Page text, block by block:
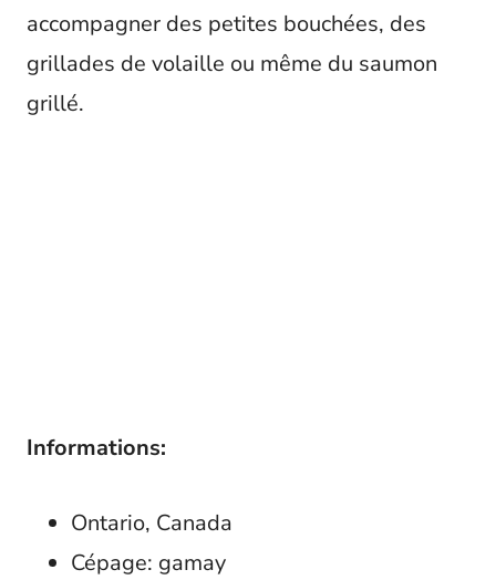
accompagner des petites bouchées, des
grillades de volaille ou même du saumon
grillé.
Informations:
Ontario, Canada
Cépage: gamay